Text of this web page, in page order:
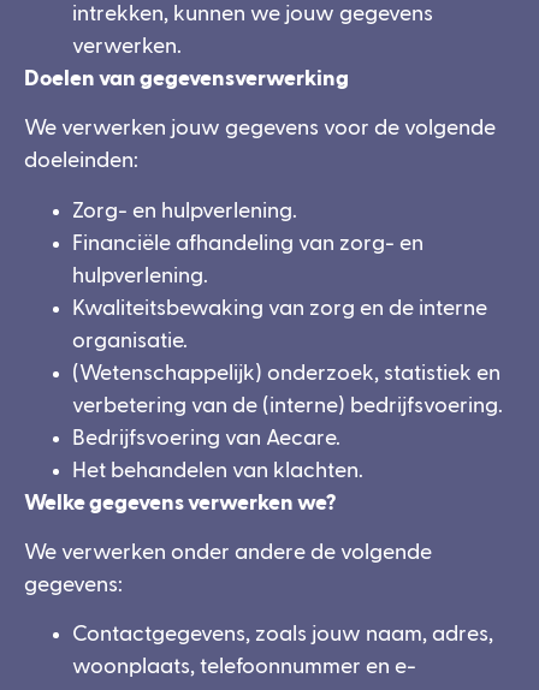
intrekken, kunnen we jouw gegevens
verwerken.
Doelen van gegevensverwerking
We verwerken jouw gegevens voor de volgende
doeleinden:
Zorg- en hulpverlening.
Financiële afhandeling van zorg- en
hulpverlening.
Kwaliteitsbewaking van zorg en de interne
organisatie.
(Wetenschappelijk) onderzoek, statistiek en
verbetering van de (interne) bedrijfsvoering.
Bedrijfsvoering van Aecare.
Het behandelen van klachten.
Welke gegevens verwerken we?
We verwerken onder andere de volgende
gegevens:
Contactgegevens, zoals jouw naam, adres,
woonplaats, telefoonnummer en e-